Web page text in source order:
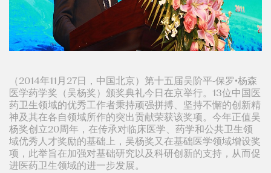
（2014年11月27日，中国北京）第十五届吴阶平-保罗•杨森
医学药学奖（吴杨奖）颁奖典礼今日在京举行。13位中国医
药卫生领域的优秀工作者秉持顽强拼搏、坚持不懈的创新精
神及其在各自领域所作的突出贡献荣获该奖项。今年正值吴
杨奖创立20周年，在传承对临床医学、药学和公共卫生领
域优秀人才奖励的基础上，吴杨奖又在基础医学领域增设奖
项，此举旨在加强对基础研究以及科研创新的支持，从而促
进医药卫生领域的进一步发展。